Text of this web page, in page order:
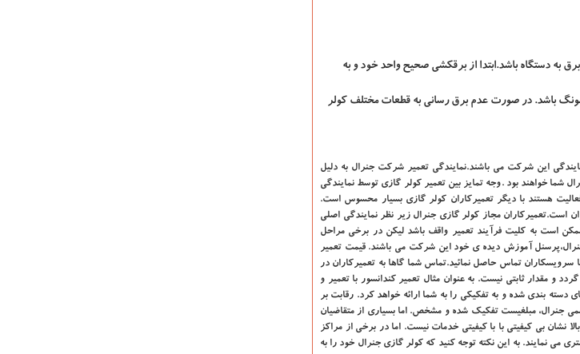
به دستگاه باشد.ابتدا از برقکشی صحیح واحد خود و به
باشد. در صورت عدم برق رسانی به قطعات مختلف کولر
این شرکت می باشند.نمایندگی تعمیر شرکت جنرال به دلیل
شما خواهند بود .وجه تمایز بین تعمیر کولر گازی توسط نمایندگی
هستند با دیگر تعمیرکاران کولر گازی بسیار محسوس است.
مجاز کولر گازی جنرال زیر نظر نمایندگی اصلی
است به کلیت فرآیند تعمیر واقف باشد لیکن در برخی مراحل
آموزش دیده ی خود این شرکت می باشند.قیمت تعمیر
سرویسکاران تماس حاصل نمائید.تماس شما گاها به تعمیرکاران در
مقدار ثابتی نیست. به عنوان مثال تعمیر کندانسور با تعمیر و
دسته بندی شده و به تفکیکی را به شما ارائه خواهد کرد. رقابت بر
جنرال، مبلغیست تفکیک شده و مشخص. اما بسیاری از متقاضیان
نشان بی کیفیتی با با کیفیتی خدمات نیست. اما در برخی از مراکز
می نمایند. به این نکته توجه کنید که کولر گازی جنرال خود را به